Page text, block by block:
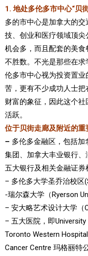
吃货眼中的加拿大地
1.地处多伦多市中心“贝
多的市中心是加拿大的
技、创业和医疗领域顶
机会多，而且配套的美
不胜数。不光是那些在
伦多市中心视为投资置
苦，更有不少成功人士
财富的象征，因此这个社
活跃。
位于贝街走廊及附近的
– 多伦多金融区，包括
集团、加拿大丰业银行
五大银行及相关金融证券
– 多伦多大学圣乔治校区
-瑞尔森大学（Ryerson
– 安大略艺术设计大学（
– 五大医院，即
Toronto Western
Cancer Centre 玛格丽特